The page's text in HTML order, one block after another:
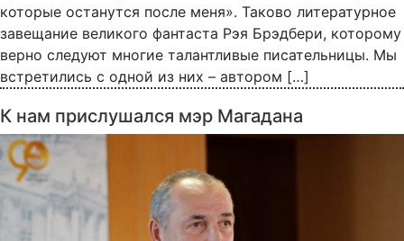
которые останутся после меня». Таково литературное
завещание великого фантаста Рэя Брэдбери, которому
верно следуют многие талантливые писательницы. Мы
встретились с одной из них – автором […]
К нам прислушался мэр Магадана